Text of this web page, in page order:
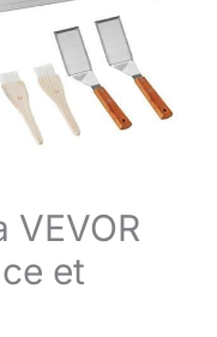
VEVOR
et